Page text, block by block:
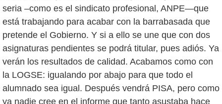
seria –como es el sindicato profesional, ANPE—que
está trabajando para acabar con la barrabasada que
pretende el Gobierno. Y si a ello se une que con dos
asignaturas pendientes se podrá titular, pues adiós. Ya
verán los resultados de calidad. Acabamos como con
la LOGSE: igualando por abajo para que todo el
alumnado sea igual. Después vendrá PISA, pero como
ya nadie cree en el informe que tanto asustaba hace